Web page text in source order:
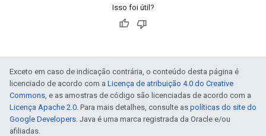
Isso foi útil?
Exceto em caso de indicação contrária, o conteúdo desta página é
licenciado de acordo com a Licença de atribuição 4.0 do Creative
Commons, e as amostras de código são licenciadas de acordo com a
Licença Apache 2.0. Para mais detalhes, consulte as políticas do site do
Google Developers. Java é uma marca registrada da Oracle e/ou
afiliadas.